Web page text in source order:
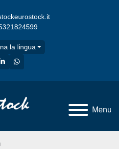
la lingua
linkedinwhatsapp
Menu